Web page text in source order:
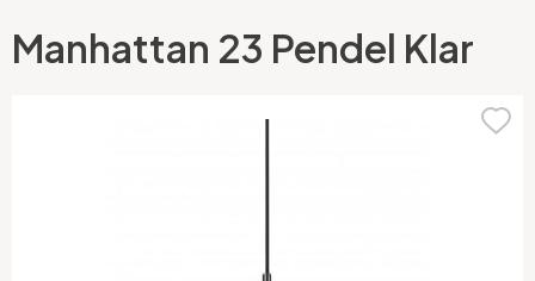
Manhattan 23 Pendel Klar